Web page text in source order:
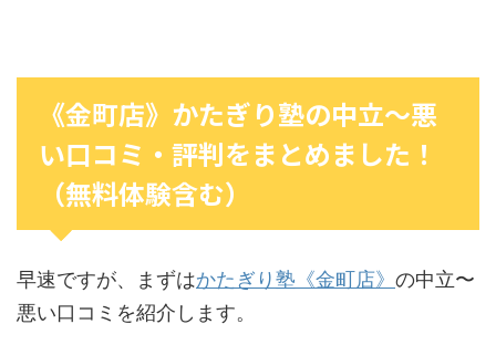
《金町店》かたぎり塾の中立〜悪
い口コミ・評判をまとめました！
（無料体験含む）
早速ですが、まずはかたぎり塾《金町店》 の中立〜
悪い口コミを紹介します。